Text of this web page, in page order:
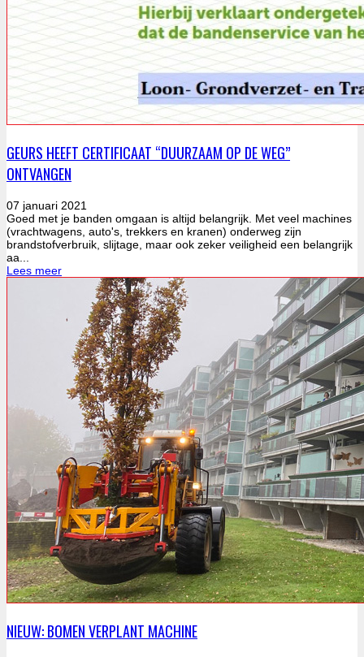
GEURS HEEFT CERTIFICAAT “DUURZAAM OP DE WEG”
ONTVANGEN
07 januari 2021
Goed met je banden omgaan is altijd belangrijk. Met veel machines
(vrachtwagens, auto's, trekkers en kranen) onderweg zijn
brandstofverbruik, slijtage, maar ook zeker veiligheid een belangrijk
aa...
Lees meer
NIEUW: BOMEN VERPLANT MACHINE